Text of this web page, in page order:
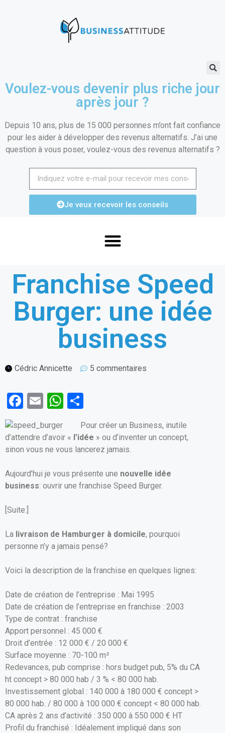
Voulez-vous devenir plus riche jour
après jour ?
Depuis 10 ans, plus de 15 000 personnes m’ont fait confiance
pour les aider à développer des revenus alternatifs. J’ai une
question à vous poser, voulez-vous des revenus alternatifs ?
Je veux recevoir les conseils
Franchise Speed
Burger: une idée
business
Cédric Annicette 5 commentaires
F
ce
b
o
o
E
ail
W
at
s
p
ar
ta
g
Pour créer un Business, inutile
d’attendre d’avoir « l’idée » ou d’inventer un concept,
sinon vous ne vous lancerez jamais.
Aujourd’hui je vous présente une nouvelle idée
business: ouvrir une franchise Speed Burger.
[Suite:]
La livraison de Hamburger à domicile, pourquoi
personne n’y a jamais pensé?
Voici la description de la franchise en quelques lignes:
Date de création de l’entreprise : Mai 1995
Date de création de l’entreprise en franchise : 2003
Type de contrat : franchise
Apport personnel : 45 000 €
Droit d’entrée : 12 000 € / 20 000 €
Surface moyenne : 70-100 m²
Redevances, pub comprise : hors budget pub, 5% du CA
ht concept > 80 000 hab / 3 % < 80 000 hab.
Investissement global : 140 000 à 180 000 € concept >
80 000 hab. / 80 000 à 100 000 € concept < 80 000 hab.
CA après 2 ans d’activité : 350 000 à 550 000 € HT
Profil du franchisé : Idéalement impliqué dans son